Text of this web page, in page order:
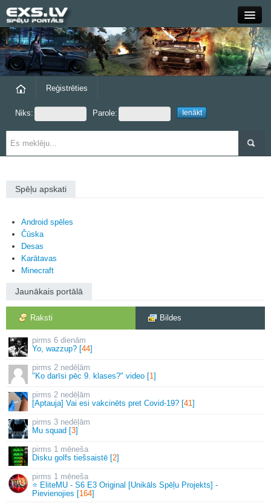
Close
Forums
Grupas
Reģistrēties
Niks: Parole:
Spēļu apskati
Android spēles
Čūska
Desas
Karātavas
Minecraft
Jaunākais portālā
Raksti Bildes
6 dienām
Yo, wazzup? [44]
2 nedēļām
"Ko darīsi pēc 9. klases?" video [1]
2 nedēļām
[Aptauja] Vai esi vakcinēts pret Covid-19? [41]
3 nedēļām
Mu squad [3]
1 mēneša
Disku golfs tiešsaistē [2]
1 mēneša
⭐ EliteMU - S6 E3 Original [Unikāls Spēļu Projekts] -
Pievienojies [164]